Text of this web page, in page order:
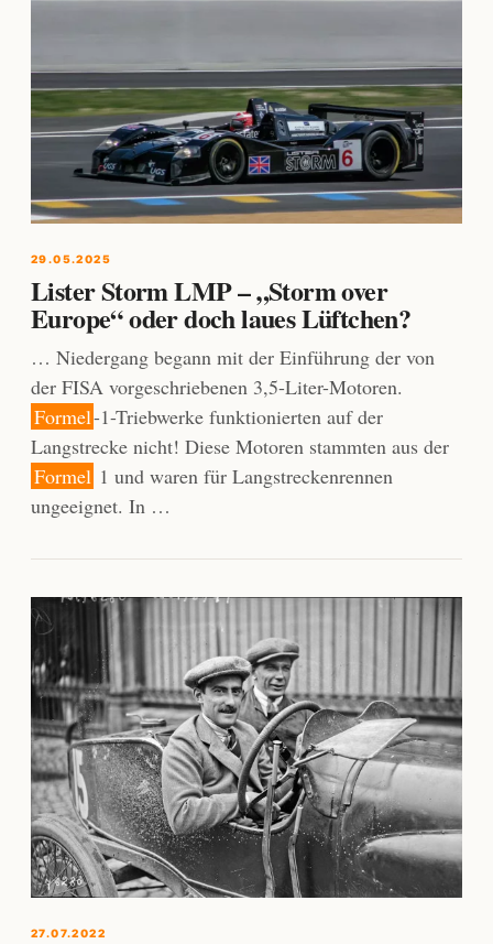
29.05.2025
Lister Storm LMP – „Storm over
Europe“ oder doch laues Lüftchen?
… Niedergang begann mit der Einführung der von
der FISA vorgeschriebenen 3,5-Liter-Motoren.
Formel-1-Triebwerke funktionierten auf der
Langstrecke nicht! Diese Motoren stammten aus der
Formel 1 und waren für Langstreckenrennen
ungeeignet. In …
27.07.2022